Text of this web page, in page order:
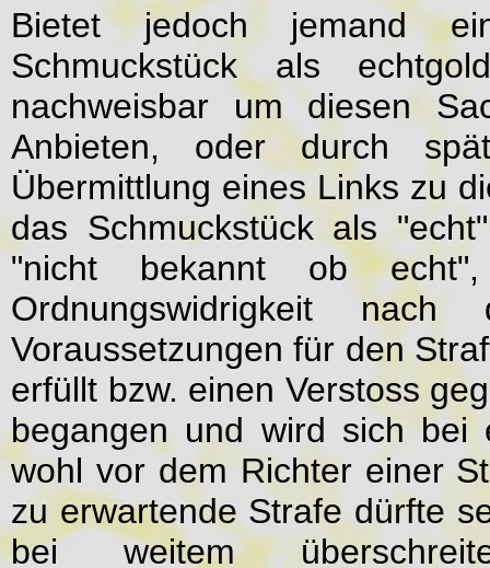
Bietet jedoch jemand
Schmuckstück als
nachweisbar um diesen
Anbieten, oder durch
Übermittlung eines Links zu
das Schmuckstück als
"nicht bekannt ob
Ordnungswidrigkeit
Voraussetzungen für den
erfüllt bzw. einen Verstoss
begangen und wird sich bei
wohl vor dem Richter einer
zu erwartende Strafe dürfte
bei weitem